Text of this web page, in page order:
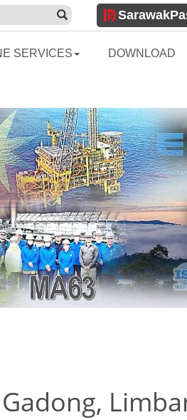
Sarawak
SERVICES DOWNLOAD